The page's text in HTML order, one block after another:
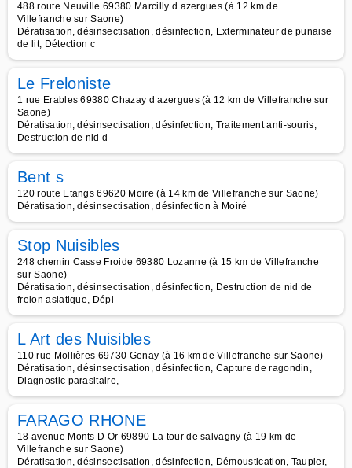
488 route Neuville 69380 Marcilly d azergues (à 12 km de
Villefranche sur Saone)
Dératisation, désinsectisation, désinfection, Exterminateur de punaise
de lit, Détection c
Le Freloniste
1 rue Erables 69380 Chazay d azergues (à 12 km de Villefranche sur
Saone)
Dératisation, désinsectisation, désinfection, Traitement anti-souris,
Destruction de nid d
Bent s
120 route Etangs 69620 Moire (à 14 km de Villefranche sur Saone)
Dératisation, désinsectisation, désinfection à Moiré
Stop Nuisibles
248 chemin Casse Froide 69380 Lozanne (à 15 km de Villefranche
sur Saone)
Dératisation, désinsectisation, désinfection, Destruction de nid de
frelon asiatique, Dépi
L Art des Nuisibles
110 rue Mollières 69730 Genay (à 16 km de Villefranche sur Saone)
Dératisation, désinsectisation, désinfection, Capture de ragondin,
Diagnostic parasitaire,
FARAGO RHONE
18 avenue Monts D Or 69890 La tour de salvagny (à 19 km de
Villefranche sur Saone)
Dératisation, désinsectisation, désinfection, Démoustication, Taupier,